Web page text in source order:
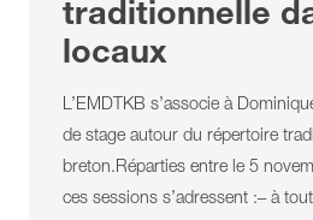
traditionnelle
locaux
L’EMDTKB s’associe à
de stage autour du répertoire
breton.Réparties entre le 5
ces sessions s’adressent :– à